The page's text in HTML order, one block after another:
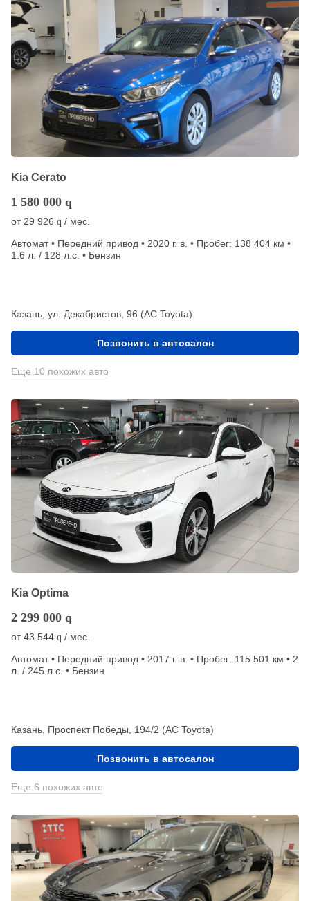
Kia Cerato
1 580 000 q
от 29 926 q / мес.
Автомат • Передний привод • 2020 г. в. • Пробег: 138 404 км •
1.6 л. / 128 л.с. • Бензин
Казань, ул. Декабристов, 96 (АС Toyota)
Позвонить в автосалон
Еще 10 похожих авто
Kia Optima
2 299 000 q
от43 544 q / мес.
Автомат • Передний привод • 2017 г. в. • Пробег: 115 501 км • 2
л. / 245 л.с. • Бензин
Казань, Проспект Победы, 194/2 (АС Toyota)
Позвонить в автосалон
Еще 6 похожих авто